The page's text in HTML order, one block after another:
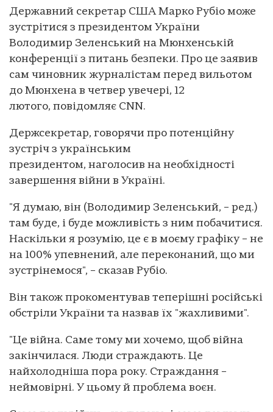
Державний секретар США Марко Рубіо може
зустрітися з президентом України
Володимир Зеленський на Мюнхенській
конференції з питань безпеки. Про це заявив
сам чиновник журналістам перед вильотом
до Мюнхена в четвер увечері, 12
лютого, повідомляє CNN.
Держсекретар, говорячи про потенційну
зустріч з українським
президентом, наголосив на необхідності
завершення війни в Україні.
"Я думаю, він (Володимир Зеленський, – ред.)
там буде, і буде можливість з ним побачитися.
Наскільки я розумію, це є в моєму графіку – не
на 100% упевнений, але переконаний, що ми
зустрінемося", – сказав Рубіо.
Він також прокоментував теперішні російські
обстріли України та назвав їх "жахливими".
"Це війна. Саме тому ми хочемо, щоб війна
закінчилася. Люди страждають. Це
найхолодніша пора року. Страждання –
неймовірні. У цьому й проблема воєн.